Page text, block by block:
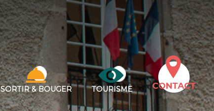
SORTIR & BOUGER TOURISME